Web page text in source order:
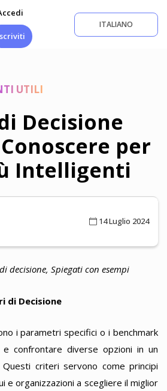
ITALIANO
UTILI
Decisione
per
Intelligenti
14 Luglio 2024
decisione, Spiegati con esempi
di Decisione
i parametri specifici o i benchmark
confrontare diverse opzioni in un
Questi criteri servono come principi
e organizzazioni a scegliere il miglior